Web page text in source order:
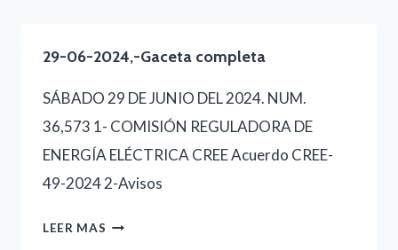
COMPLETA
29-06-2024,-Gaceta completa
SÁBADO 29 DE JUNIO DEL 2024. NUM.
36,573 1- COMISIÓN REGULADORA DE
ENERGÍA ELÉCTRICA CREE Acuerdo CREE-
49-2024 2-Avisos
LEER MAS 29-